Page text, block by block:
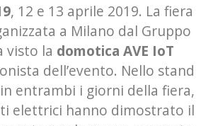
, 12 e 13 aprile 2019. La fiera
a Milano dal Gruppo
visto la domotica AVE IoT
dell’evento. Nello stand
entrambi i giorni della fiera,
elettrici hanno dimostrato il